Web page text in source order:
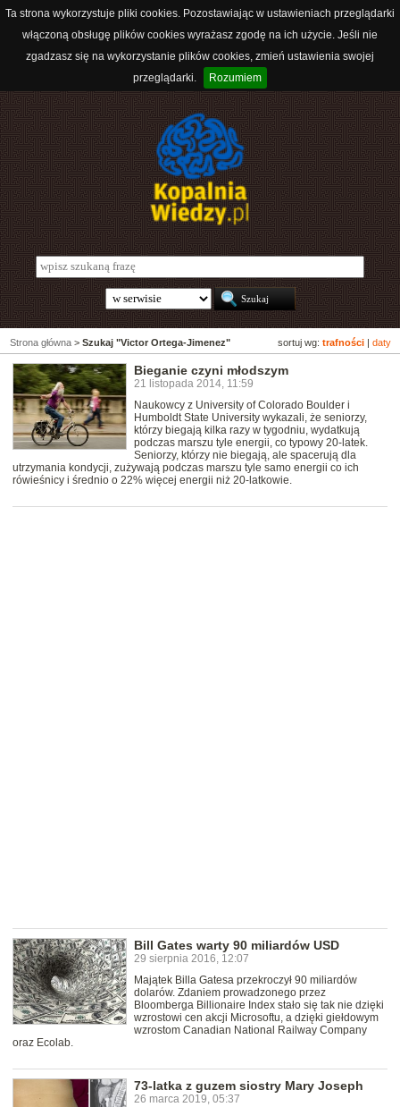
Ta strona wykorzystuje pliki cookies. Pozostawiając w ustawieniach przeglądarki
włączoną obsługę plików cookies wyrażasz zgodę na ich użycie. Jeśli nie
zgadzasz się na wykorzystanie plików cookies, zmień ustawienia swojej
przeglądarki.
Rozumiem
sortuj wg: trafności daty
Strona główna > Szukaj "Victor Ortega-Jimenez"
Bieganie czyni młodszym
21 listopada 2014, 11:59
Naukowcy z University of Colorado Boulder i
Humboldt State University wykazali, że seniorzy,
którzy biegają kilka razy w tygodniu, wydatkują
podczas marszu tyle energii, co typowy 20-latek.
Seniorzy, którzy nie biegają, ale spacerują dla
utrzymania kondycji, zużywają podczas marszu tyle samo energii co ich
rówieśnicy i średnio o 22% więcej energii niż 20-latkowie.
Bill Gates warty 90 miliardów USD
29 sierpnia 2016, 12:07
Majątek Billa Gatesa przekroczył 90 miliardów
dolarów. Zdaniem prowadzonego przez
Bloomberga Billionaire Index stało się tak nie dzięki
wzrostowi cen akcji Microsoftu, a dzięki giełdowym
wzrostom Canadian National Railway Company
oraz Ecolab.
73-latka z guzem siostry Mary Joseph
26 marca 2019, 05:37